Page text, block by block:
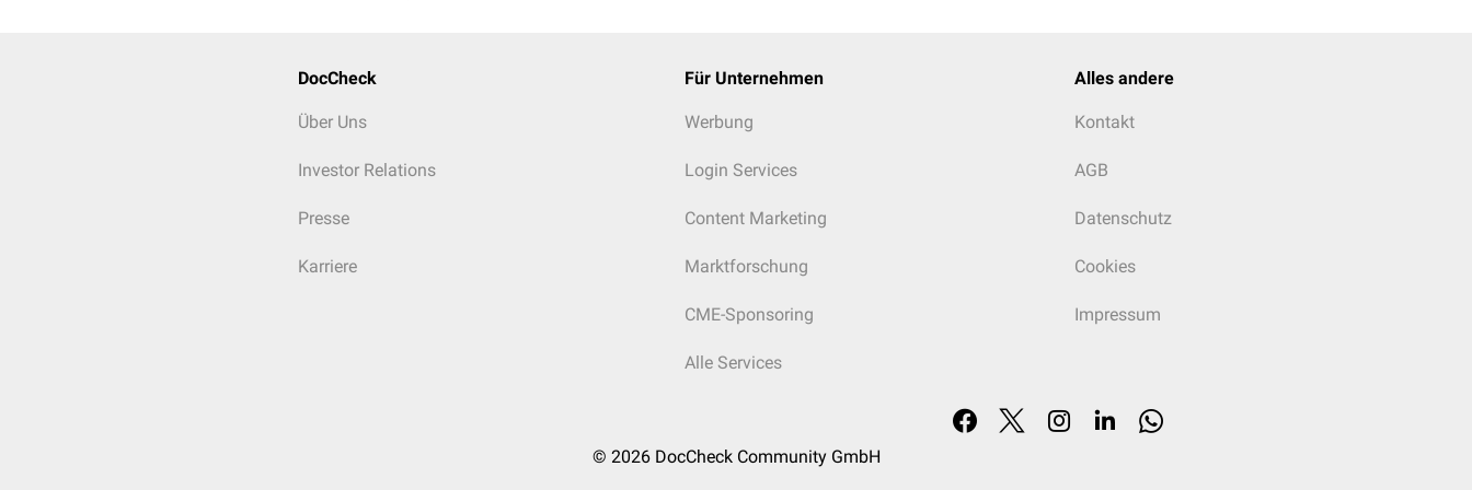
DocCheck
Über Uns
Investor Relations
Presse
Karriere
Für Unternehmen
Werbung
Login Services
Content Marketing
Marktforschung
CME-Sponsoring
Alle Services
Alles andere
Kontakt
AGB
Datenschutz
Cookies
Impressum
© 2026 DocCheck Community GmbH